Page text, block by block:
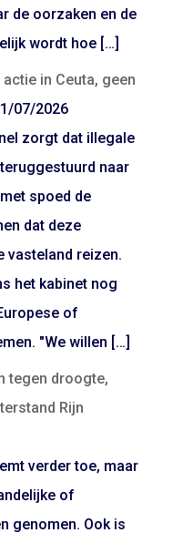
de oorzaken en de
wordt hoe […]
in Ceuta, geen
07/2026
zorgt dat illegale
naar
spoed de
dat deze
vasteland reizen.
het kabinet nog
of
"We willen […]
tegen droogte,
Rijn
verder toe, maar
of
genomen. Ook is